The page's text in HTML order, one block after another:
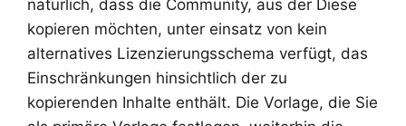
natürlich, dass die Community, aus der Diese
kopieren möchten, unter einsatz von kein
alternatives Lizenzierungsschema verfügt, das
Einschränkungen hinsichtlich der zu
kopierenden Inhalte enthält. Die Vorlage, die Sie